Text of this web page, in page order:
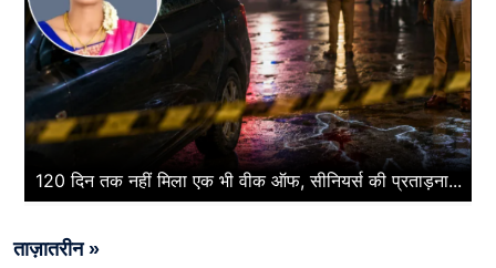
120 दिन तक नहीं मिला एक भी वीक ऑफ, सीनियर्स की प्रताड़ना...
ताज़ातरीन »